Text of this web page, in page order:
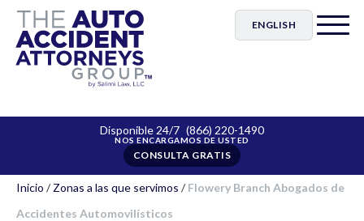
ENGLISH
Disponible 24/7 (866) 220-1490
CONSULTA GRATIS
Inicio /Zonas a las que servimos /Flowery Branch Abogados de
Accidentes Automovilísticos